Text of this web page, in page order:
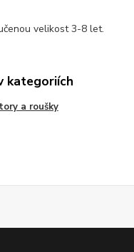
velikost 3-8 let.
kategoriích
a roušky